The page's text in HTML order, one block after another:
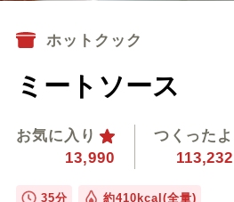
ホットクック
ミートソース
お気に入り
13,990
つくったよ
113,232
35分 約410kcal(全量)